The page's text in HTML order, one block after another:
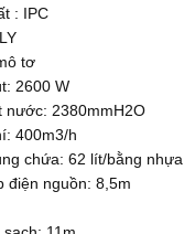
: IPC
tơ
2600 W
nước: 2380mmH2O
400m3/h
chứa: 62 lít/bằng nhựa
điện nguồn: 8,5m